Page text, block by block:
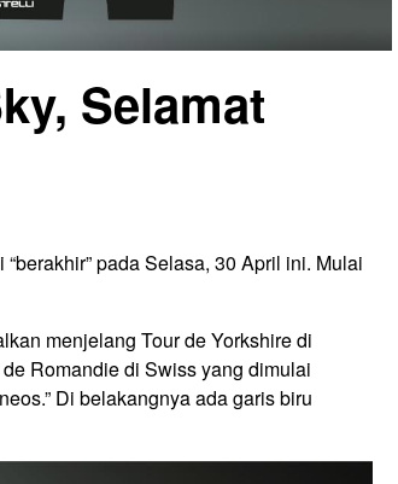
Selamat
pada Selasa, 30 April ini. Mulai
menjelang Tour de Yorkshire di
Romandie di Swiss yang dimulai
Di belakangnya ada garis biru